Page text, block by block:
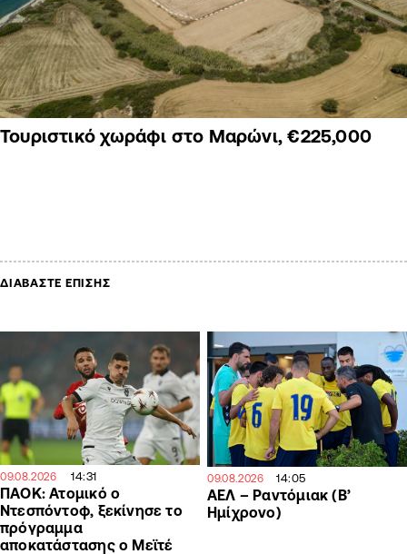
Τουριστικό χωράφι στο Μαρώνι, €225,000
ΔΙΑΒΑΣΤΕ ΕΠΙΣΗΣ
09.08.2026 14:31
ΠΑΟΚ: Ατομικό ο
Ντεσπόντοφ, ξεκίνησε το
πρόγραμμα
αποκατάστασης ο Μεϊτέ
09.08.2026 14:05
ΑΕΛ – Ραντόμιακ (Β’
Ημίχρονο)